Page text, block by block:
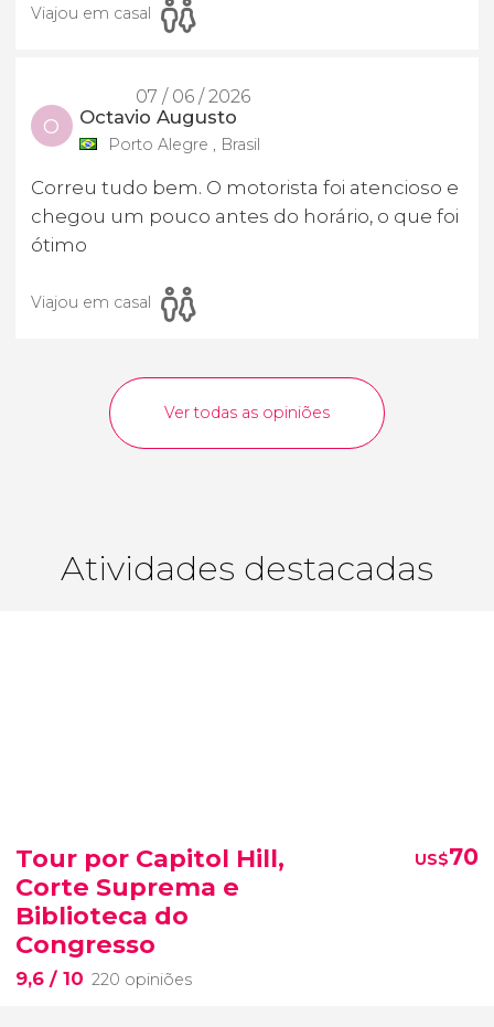
Viajou em casal
07 / 06 / 2026
O Octavio Augusto
Porto Alegre , Brasil
Correu tudo bem. O motorista foi atencioso e
chegou um pouco antes do horário, o que foi
ótimo
Viajou em casal
Ver todas as opiniões
Atividades destacadas
Tour por Capitol Hill,
Corte Suprema e
Biblioteca do
Congresso
9,6 / 10 220 opiniões
US$70